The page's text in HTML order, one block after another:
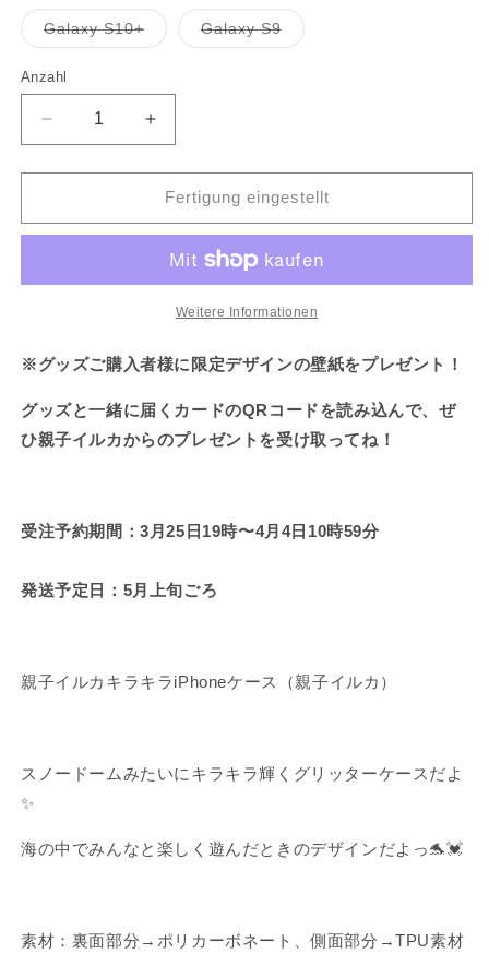
oder
nicht
verfügbar
Galaxy S10+Variante
ausverkauft
Galaxy S9Variante
ausverkauft
Anzahl
Funkelnde
iPhone-
Hülle
Delfinmutter
baby
Mai)
Glitzernde
iPhone-
Hülle
mit
Delfinmotiv
Anfang
Mai)
Fertigung eingestellt
Weitere Informationen
※グッズご購入者様に限定デザインの壁紙をプレゼント！
グッズと一緒に届くカードのQRコードを読み込んで、ぜ
ひ親子イルカからのプレゼントを受け取ってね！
受注予約期間：3月25日19時〜4月4日10時59分
発送予定日：5月上旬ごろ
親子イルカキラキラiPhoneケース（親子イルカ）
スノードームみたいにキラキラ輝くグリッターケースだよ
✨
海の中でみんなと楽しく遊んだときのデザインだよっ🐬💓
素材： 裏面部分→ポリカーボネート、側面部分→TPU素材